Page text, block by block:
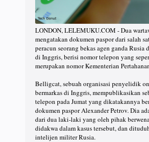
LONDON, LELEMUKU.COM - Dua
mengatakan dokumen paspor dari salah
peracun seorang bekas agen ganda Rusia
di Inggris, berisi nomor telepon yang
merupakan nomor Kementerian
Belligcat, sebuah organisasi penyelidik
bermarkas di Inggris, mempublikasikan
telepon pada Jumat yang dikatakannya
dokumen paspor Alexander Petrov. Dia
dari dua laki-laki yang oleh pihak
didakwa dalam kasus tersebut, dan
intelijen militer Rusia.